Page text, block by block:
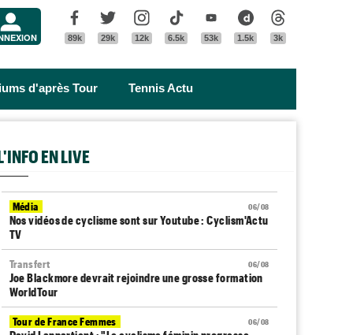
Facebook
89k
Twitter
29k
Instagram
12k
Tik Tok
6.5k
Youtube
53k
Dailymotion
1.5k 3k
d'après Tour Tennis Actu
EN LIVE
06/08
Média
Nos vidéos de cyclisme sont sur Youtube : Cyclism'Actu
TV
06/08
Transfert
Joe Blackmore devrait rejoindre une grosse formation
WorldTour
06/08
Tour de France Femmes